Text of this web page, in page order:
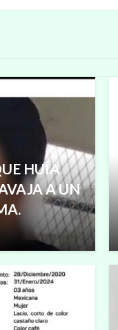
HUÍA
A UN